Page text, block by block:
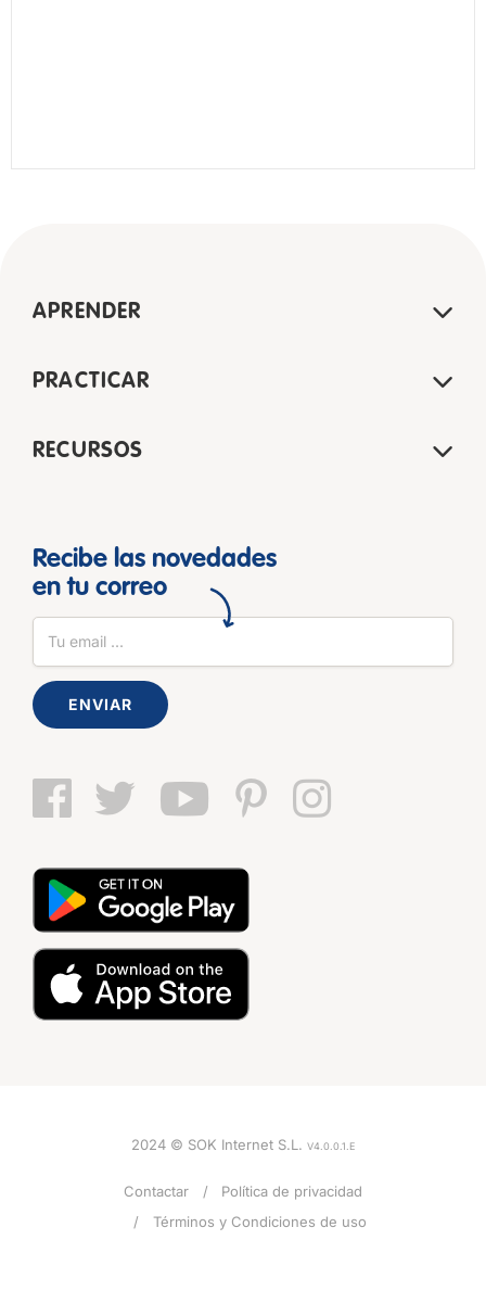
APRENDER
PRACTICAR
RECURSOS
Recibe las novedades
en tu correo
ENVIAR
2024 © SOK Internet S.L. V4.0.0.1.E
Contactar
Política de privacidad
Términos y Condiciones de uso